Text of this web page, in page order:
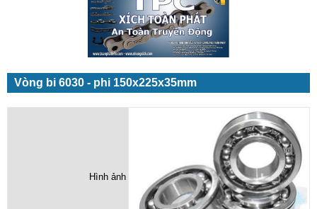
Vòng bi 6030 - phi 150x225x35mm
Hình ảnh